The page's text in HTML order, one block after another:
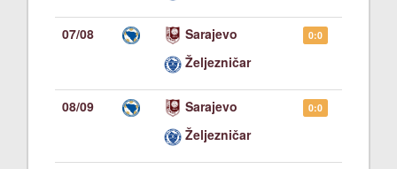
07/08
Sarajevo
Željezničar
0:0
08/09
Sarajevo
Željezničar
0:0